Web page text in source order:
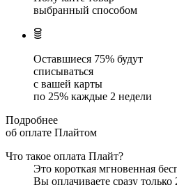
выбранный способом
Оставшиеся 75% будут
списываться
с вашей карты
по 25% каждые 2 недели
Подробнее
об оплате Плайтом
Что такое оплата Плайт?
Это короткая мгновенная
Вы оплачиваете сразу только